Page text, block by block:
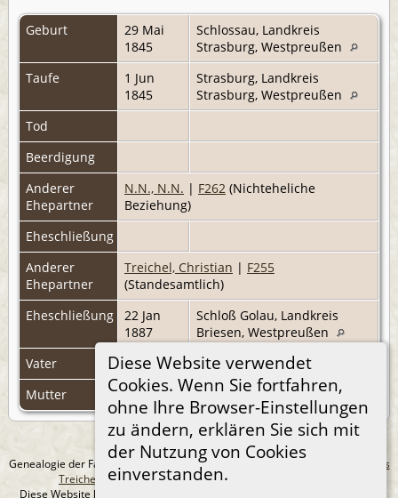
Diese Website verwendet
Cookies. Wenn Sie fortfahren,
ohne Ihre Browser-Einstellungen
zu ändern, erklären Sie sich mit
der Nutzung von Cookies
einverstanden.
Geburt
29 Mai
1845
Schlossau, Landkreis
Strasburg, Westpreußen
Taufe
1 Jun
1845
Strasburg, Landkreis
Strasburg, Westpreußen
Tod
Beerdigung
Anderer
Ehepartner
N.N., N.N. | F262 (Nichteheliche
Beziehung)
Eheschließung
Anderer
Ehepartner
Treichel, Christian | F255
(Standesamtlich)
Eheschließung
22 Jan
1887
Schloß Golau, Landkreis
Briesen, Westpreußen
Vater
Zebrowski, Jacob |F261 Familienblatt
Mutter
Poch, Caroline |F261 Familienblatt
Genealogie der Familie Treichel aus Berlin. - erstellt und betreut von
Andreas
Treichel
Copyright © 2014-2026 Alle Rechte vorbehalten.
Diese Website läuft mit